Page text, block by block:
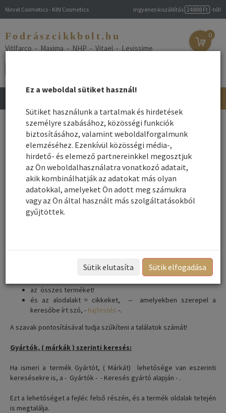
Nirvel Cosmetics - KIN Cosmetics Ingyenes kiszállítás 24888 Ft -tól!
Fodrászcikkbolt.hu
Vitlfarco - Maxima - NHP - Vitael - Levissime
0
navigation
SEGÍTSÉG a vásárláshoz
A fodrászkellék webáruház használatát megpróbáltuk szakmai
szempontok alapján a leggyorsabbá tenni. Amennyiben javaslata
lenne hogy még felhasználó barátabb legyen, kérem írja meg
nekünk! Előre is köszönjük!
Intelligens kereső - Termék keresési segédlet:
azonnal kidobja 3 csoportban szelektálva, a beírt szavat
az összes terméket!
és az alodalakt = cikkeket, -- amelyekben szerepel a
keresőbe írt szó, - hajfestés -.
A szavak pontosításával tudja szűkíteni a találatok számát!
Gyártók, ( márkák ) szerinti keresés:
Ha ismeri a termék Gyártót, ( Márkát) lehetősége van eszerinti
keresésekre is, a - Gyártók - - Keresés gyártó alapján - .
Ezt a lehetőséget a fejléc felső részén, és a termék oldalak tetején
is megtalálja.
Ez a weboldal sütiket használ!
Sütiket használunk a tartalmak és hirdetések
személyre szabásához, közösségi funkciók
biztosításához, valamint weboldalforgalmunk
elemzéséhez. Ezenkívül közösségi média-,
hirdető- és elemező partnereinkkel megosztjuk
az Ön weboldalhasználatra vonatkozó adatait,
akik kombinálhatják az adatokat más olyan
adatokkal, amelyeket Ön adott meg számukra
vagy az Ön által használt más szolgáltatásokból
gyűjtöttek.
Sütik elutasíta Sütik elfogadása